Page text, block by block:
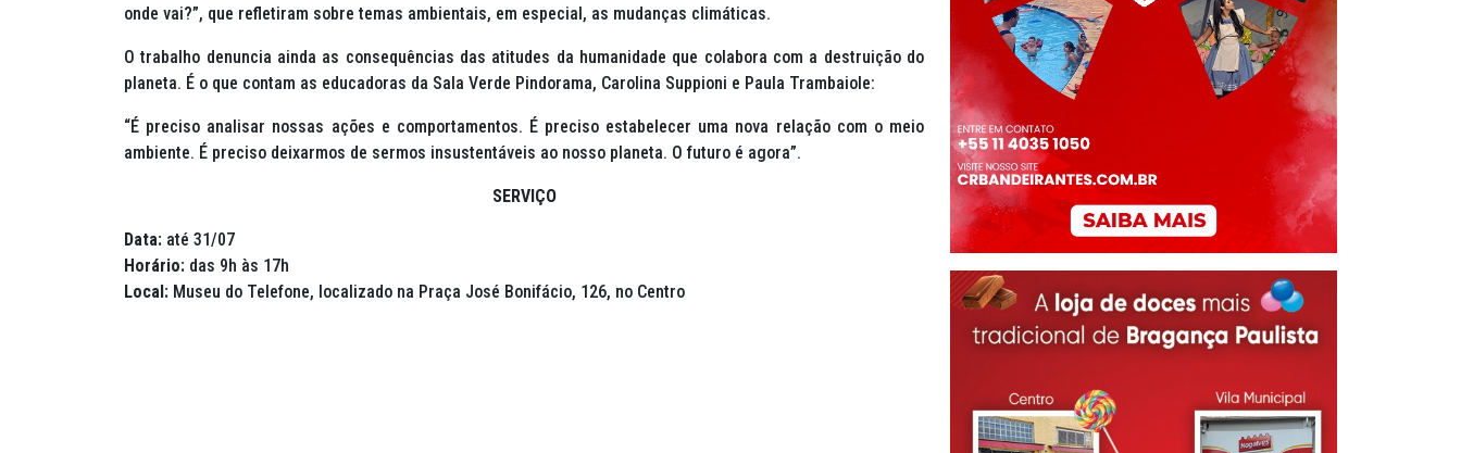
onde vai?”, que refletiram sobre temas ambientais, em especial, as mudanças climáticas.
O trabalho denuncia ainda as consequências das atitudes da humanidade que colabora com a destruição do
planeta. É o que contam as educadoras da Sala Verde Pindorama, Carolina Suppioni e Paula Trambaiole:
“É preciso analisar nossas ações e comportamentos. É preciso estabelecer uma nova relação com o meio
ambiente. É preciso deixarmos de sermos insustentáveis ao nosso planeta. O futuro é agora”.
SERVIÇO
Data: até 31/07
Horário: das 9h às 17h
Local: Museu do Telefone, localizado na Praça José Bonifácio, 126, no Centro